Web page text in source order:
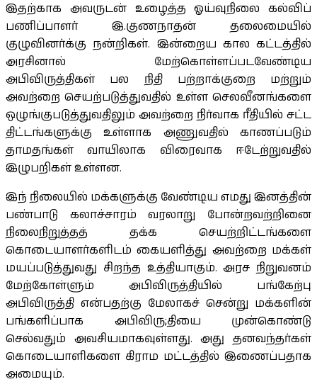
இதற்காக அவருடன் உழைத்த ஓய்வுநிலை கல்விப்
பணிப்பாளர் இ.குணநாதன் தலைமையில்
குழுவினர்க்கு நன்றிகள். இன்றைய கால கட்டத்தில்
அரசினால் மேற்கொள்ளப்படவேண்டிய
அபிவிருத்திகள் பல நிதி பற்றாக்குறை மற்றும்
அவற்றை செயற்படுத்துவதில் உள்ள செலவீனங்களை
ஒழுங்குபடுத்துவதிலும் அவற்றை நிர்வாக ரீதியில் சட்ட
திட்டங்களுக்கு உள்ளாக அணுவதில் காணப்படும்
தாமதங்கள் வாயிலாக விரைவாக ஈடேற்றுவதில்
இழுபறிகள் உள்ளன.
இந் நிலையில் மக்களுக்கு வேண்டிய எமது இனத்தின்
பண்பாடு கலாச்சாரம் வரலாறு போன்றவற்றினை
நிலைநிறுத்தத் தக்க செயற்றிட்டங்களை
கொடையாளர்களிடம் கையளித்து அவற்றை மக்கள்
மயப்படுத்துவது சிறந்த உத்தியாகும். அரச நிறுவனம்
மேற்கோள்ளும் அபிவிருத்தியில் பங்கேற்பு
அபிவிருத்தி என்பதற்கு மேலாகச் சென்று மக்களின்
பங்களிப்பாக அபிவிரு;தியை முன்கொண்டு
செல்வதும் அவசியமாகவுள்ளது. அது தனவந்தர்கள்
கொடையாளிகளை கிராம மட்டத்தில் இணைப்பதாக
அமையும்.